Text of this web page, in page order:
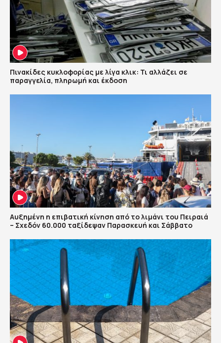
Πινακίδες κυκλοφορίας με λίγα κλικ: Τι αλλάζει σε
παραγγελία, πληρωμή και έκδοση
Αυξημένη η επιβατική κίνηση από το λιμάνι του Πειραιά
– Σχεδόν 60.000 ταξίδεψαν Παρασκευή και Σάββατο